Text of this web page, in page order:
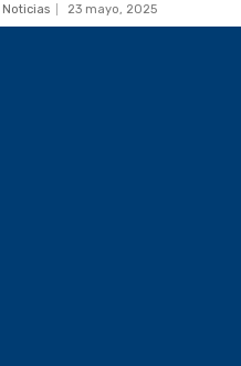
Noticias 23 mayo, 2025